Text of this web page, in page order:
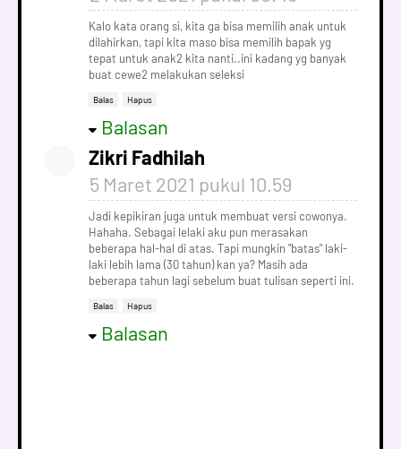
Kalo kata orang si, kita ga bisa memilih anak untuk
dilahirkan, tapi kita maso bisa memilih bapak yg
tepat untuk anak2 kita nanti..ini kadang yg banyak
buat cewe2 melakukan seleksi
Balas Hapus
Balasan
Zikri Fadhilah
5 Maret 2021 pukul 10.59
Jadi kepikiran juga untuk membuat versi cowonya.
Hahaha. Sebagai lelaki aku pun merasakan
beberapa hal-hal di atas. Tapi mungkin "batas" laki-
laki lebih lama (30 tahun) kan ya? Masih ada
beberapa tahun lagi sebelum buat tulisan seperti ini.
Balas Hapus
Balasan